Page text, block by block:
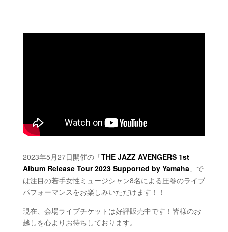
2023年5月27日開催の「THE JAZZ AVENGERS 1st
Album Release Tour 2023 Supported by Yamaha 」で
は注目の若手女性ミュージシャン8名による圧巻のライブ
パフォーマンスをお楽しみいただけます！！
現在、会場ライブチケットは好評販売中です！皆様のお
越しを心よりお待ちしております。